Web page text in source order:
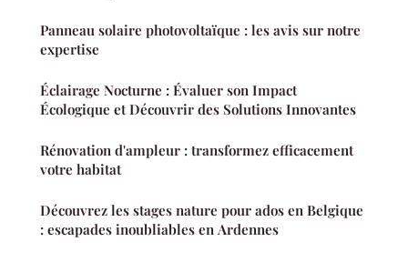
Panneau solaire photovoltaïque : les avis sur notre
expertise
Éclairage Nocturne : Évaluer son Impact
Écologique et Découvrir des Solutions Innovantes
Rénovation d'ampleur : transformez efficacement
votre habitat
Découvrez les stages nature pour ados en Belgique
: escapades inoubliables en Ardennes